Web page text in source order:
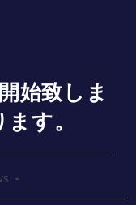
始致しま
す。